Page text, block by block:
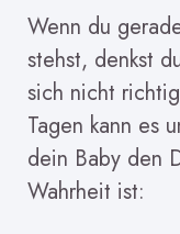
Wenn du
stehst, denkst
sich nicht
Tagen kann es
dein Baby den
Wahrheit ist: